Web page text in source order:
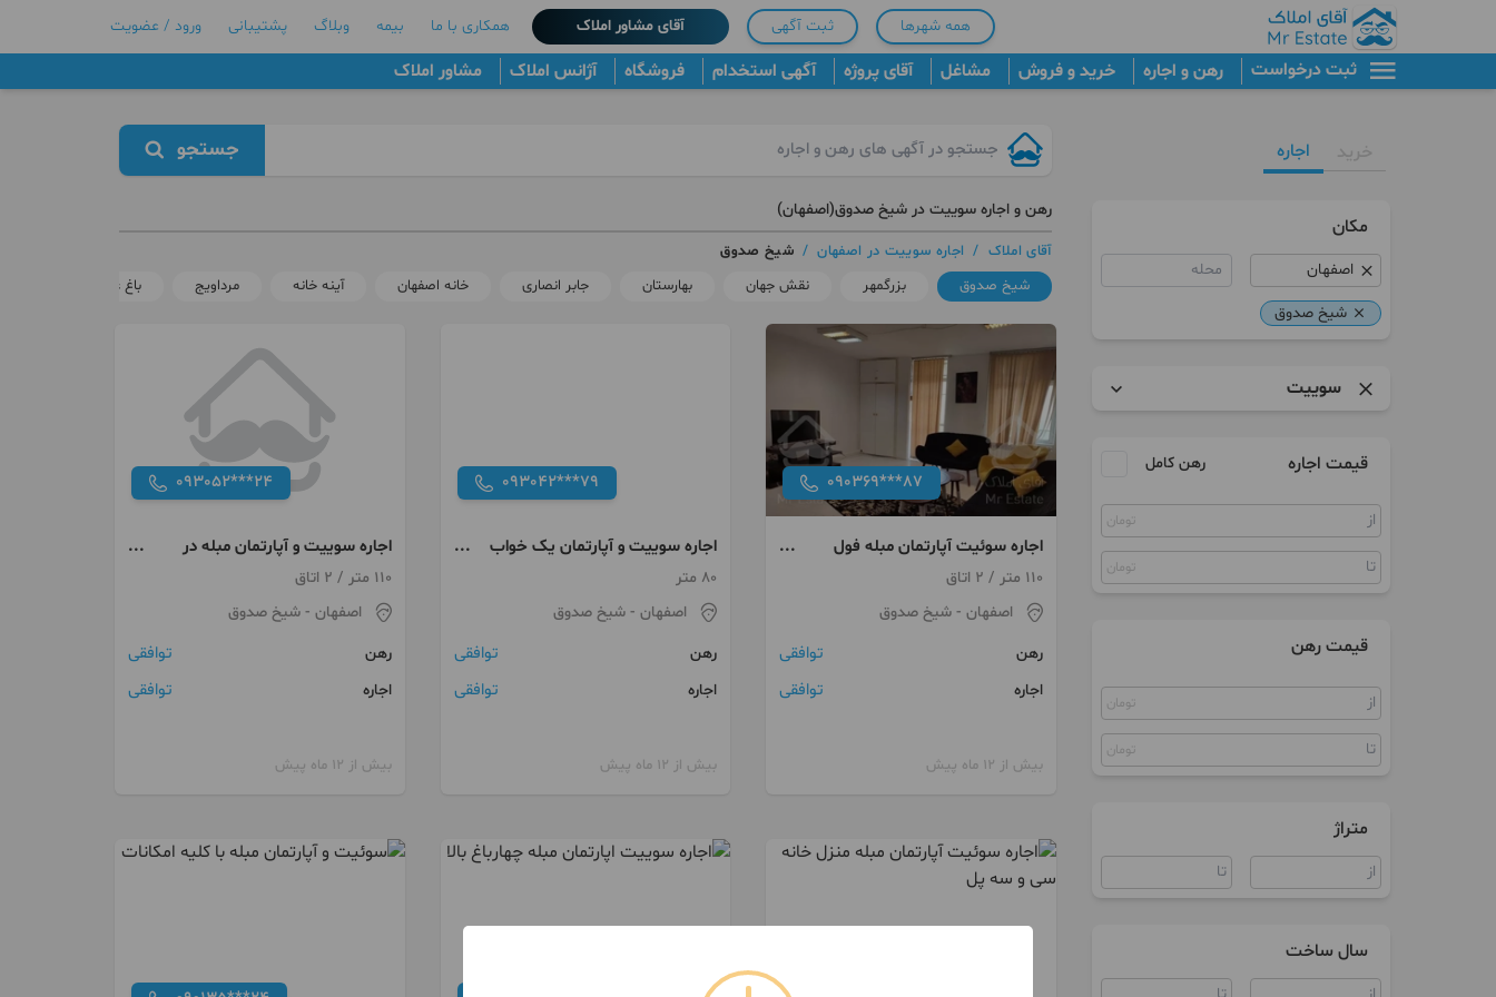
همه شهرها ثبت آگهی آقای مشاور املاک همکاری با ما بیمه وبلاگ پشتیبانی ورود / عضویت
ثبت درخواست رهن و اجاره خرید و فروش مشاغل آقای پروژه آگهی استخدام فروشگاه آژانس املاک مشاور املاک
خرید اجاره
مکان
محله
شیخ صدوق
سوییت
کلنگی
سوییت
ویلا
قیمت اجاره رهن کامل
تومان
تومان
قیمت رهن
تومان
تومان
متراژ
سال ساخت
جستجو
رهن و اجاره سوییت در شیخ صدوق(اصفهان)
آقای املاک / اجاره سوییت در اصفهان / شیخ صدوق
شیخ صدوق
بزرگمهر نقش جهان بهارستان جابر انصاری خانه اصفهان آینه خانه مرداویج باغ غدیر
090369***87
اجاره سوئیت آپارتمان مبله فول
امکانات مرکزشهر
110 متر / 2 اتاق
اصفهان - شیخ صدوق
رهن
توافقی
اجاره توافقی
بیش از 12 ماه پیش
093042***79
اجاره سوییت و آپارتمان یک خواب
مبله شیخ صدوق
80 متر
اصفهان- شیخ صدوق
رهن
توافقی
اجاره توافقی
بیش از 12 ماه پیش
093052***24
اجاره سوییت و آپارتمان مبله در
شیخ صدوق
110 متر / 2 اتاق
اصفهان - شیخ صدوق
رهن
توافقی
اجاره توافقی
بیش از 12 ماه پیش